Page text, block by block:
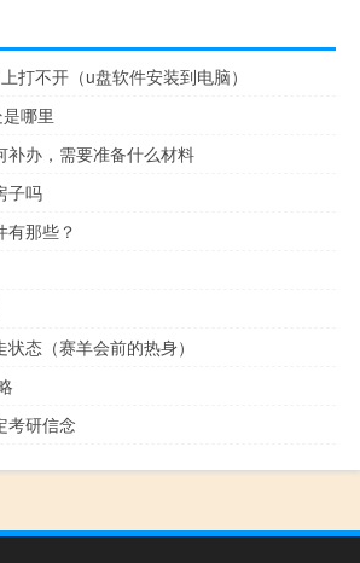
打不开（u盘软件安装到电脑）
哪里
补办，需要准备什么材料
子吗
有那些？
态（赛羊会前的热身）
考研信念